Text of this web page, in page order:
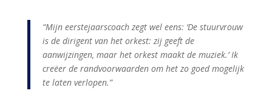
“Mijn eerstejaarscoach zegt wel eens: ‘De stuurvrouw
is de dirigent van het orkest: zij geeft de
aanwijzingen, maar het orkest maakt de muziek.’ Ik
creëer de randvoorwaarden om het zo goed mogelijk
te laten verlopen.”